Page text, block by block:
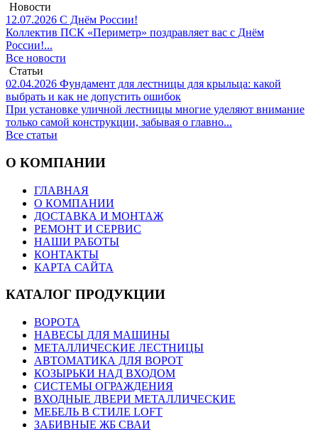
Новости
12.07.2026 С Днём России!
Коллектив ПСК «Периметр» поздравляет вас с Днём
России!...
Все новости
Статьи
02.04.2026 Фундамент для лестницы для крыльца: какой
выбрать и как не допустить ошибок
При установке уличной лестницы многие уделяют внимание
только самой конструкции, забывая о главно...
Все статьи
О КОМПАНИИ
ГЛАВНАЯ
О КОМПАНИИ
ДОСТАВКА И МОНТАЖ
РЕМОНТ И СЕРВИС
НАШИ РАБОТЫ
КОНТАКТЫ
КАРТА САЙТА
КАТАЛОГ ПРОДУКЦИИ
ВОРОТА
НАВЕСЫ ДЛЯ МАШИНЫ
МЕТАЛЛИЧЕСКИЕ ЛЕСТНИЦЫ
АВТОМАТИКА ДЛЯ ВОРОТ
КОЗЫРЬКИ НАД ВХОДОМ
СИСТЕМЫ ОГРАЖДЕНИЯ
ВХОДНЫЕ ДВЕРИ МЕТАЛЛИЧЕСКИЕ
МЕБЕЛЬ В СТИЛЕ LOFT
ЗАБИВНЫЕ ЖБ СВАИ